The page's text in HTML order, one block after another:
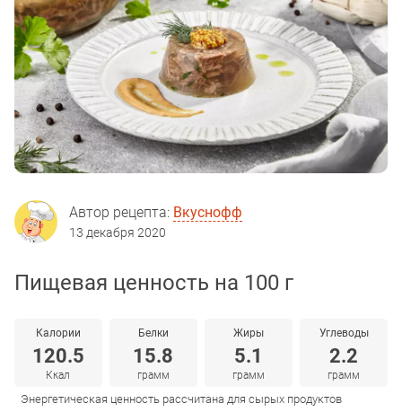
Автор рецепта: Вкуснофф
13 декабря 2020
Пищевая ценность на 100 г
Калории
120.5
Ккал
Белки
15.8
грамм
Жиры
5.1
грамм
Углеводы
2.2
грамм
Энергетическая ценность рассчитана для сырых продуктов